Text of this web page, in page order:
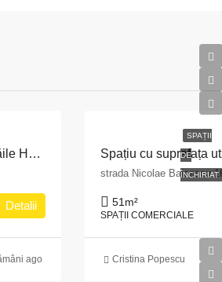
Spațiu comercial de închiriat – 103 mp, Băile Herculane
Detalii
ago
SPAȚII
DE
ÎNCHIRIAT
strada Nicolae Balcescu
51 m²
SPAȚII COMERCIALE
Cristina Popescu